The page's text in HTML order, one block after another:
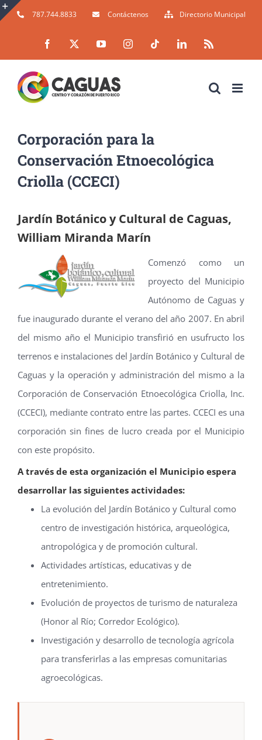
Skip
787.744.8833 Contáctenos Directorio Municipal
Facebook YouTubeInstagramTiktok LinkedIn
Corporación para la
Conservación Etnoecológica
Criolla (CCECI)
Jardín Botánico y Cultural de Caguas,
William Miranda Marín
Comenzó como un
proyecto del Municipio
Autónomo de Caguas y
fue inaugurado durante el verano del año 2007. En abril
del mismo año el Municipio transfirió en usufructo los
terrenos e instalaciones del Jardín Botánico y Cultural de
Caguas y la operación y administración del mismo a la
Corporación de Conservación Etnoecológica Criolla, Inc.
(CCECI), mediante contrato entre las partes. CCECI es una
corporación sin fines de lucro creada por el Municipio
con este propósito.
A través de esta organización el Municipio espera
desarrollar las siguientes actividades:
La evolución del Jardín Botánico y Cultural como
centro de investigación histórica, arqueológica,
antropológica y de promoción cultural.
Actividades artísticas, educativas y de
entretenimiento.
Evolución de proyectos de turismo de naturaleza
(Honor al Río; Corredor Ecológico).
Investigación y desarrollo de tecnología agrícola
para transferirlas a las empresas comunitarias
agroecológicas.